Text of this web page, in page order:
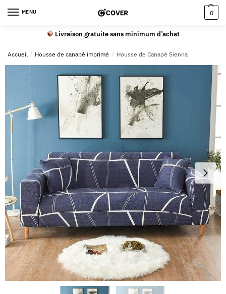
MENU 0
Livraison gratuite sans minimum d’achat
Accueil / Housse de canapé imprimé / Housse de Canapé Sienna